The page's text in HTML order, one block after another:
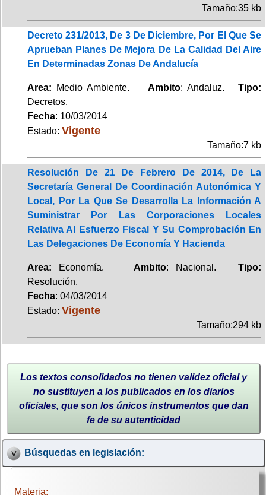
Tamaño:35 kb
Decreto 231/2013, De 3 De Diciembre, Por El Que Se
Aprueban Planes De Mejora De La Calidad Del Aire
En Determinadas Zonas De Andalucía
Area: Medio Ambiente. Ambito: Andaluz.Tipo:
Decretos.
Fecha: 10/03/2014
Estado: Vigente
Tamaño:7 kb
Resolución De 21 De Febrero De 2014, De La
Secretaría General De Coordinación Autonómica Y
Local, Por La Que Se Desarrolla La Información A
Suministrar Por Las Corporaciones Locales
Relativa Al Esfuerzo Fiscal Y Su Comprobación En
Las Delegaciones De Economía Y Hacienda
Area: Economía. Ambito: Nacional.Tipo:
Resolución.
Fecha: 04/03/2014
Estado: Vigente
Tamaño:294 kb
Los textos consolidados no tienen validez oficial y
no sustituyen a los publicados en los diarios
oficiales, que son los únicos instrumentos que dan
fe de su autenticidad
Búsquedas en legislación:
Materia: